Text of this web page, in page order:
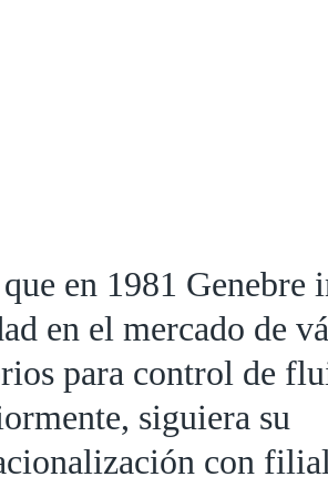
en 1981 Genebre
en el mercado de
para control de
siguiera su
con